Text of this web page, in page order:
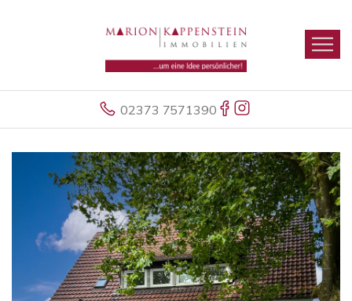
02373 7571390